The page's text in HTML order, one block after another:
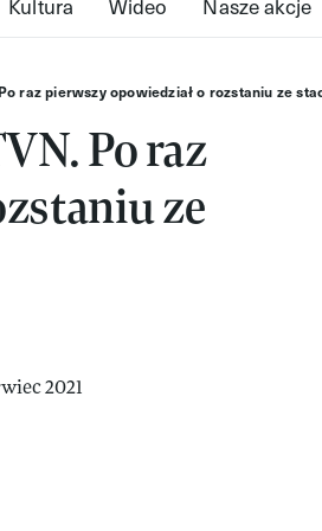
raz pierwszy opowiedział o rozstaniu ze
Po raz
ze